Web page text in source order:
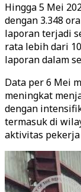
Hingga 5 Mei
dengan 3.348
laporan terjadi
rata lebih dari
laporan dalam
Data per 6 Mei
meningkat
dengan
termasuk di
aktivitas